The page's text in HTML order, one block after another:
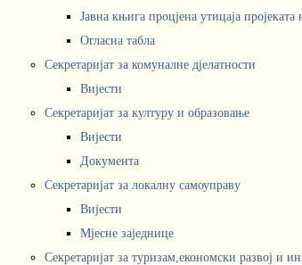
Јавна књига процјена утицаја
Огласна табла
Секретаријат за комуналне дјелатности
Вијести
Секретаријат за културу и образовање
Вијести
Документа
Секретаријат за локалну самоуправу
Вијести
Мјесне заједнице
Секретаријат за туризам,економски развој и